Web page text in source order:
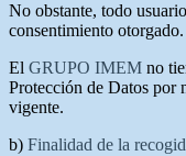
No obstante, todo
consentimiento otorgado.
El GRUPO IMEM no
Protección de Datos por
vigente.
b) Finalidad de la